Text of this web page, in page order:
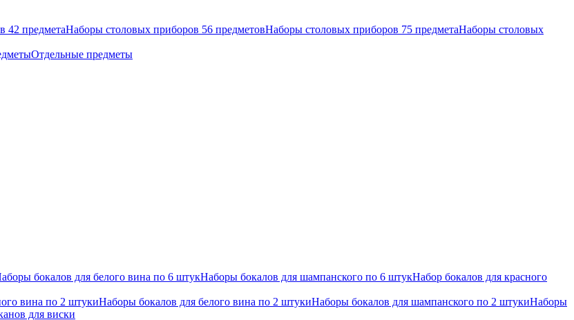
42 предметаНаборы столовых приборов 56 предметовНаборы столовых приборов 75 предметаНаборы столовых
Отдельные предметы
бокалов для белого вина по 6 штукНаборы бокалов для шампанского по 6 штукНабор бокалов для красного
вина по 2 штукиНаборы бокалов для белого вина по 2 штукиНаборы бокалов для шампанского по 2 штукиНаборы
для виски